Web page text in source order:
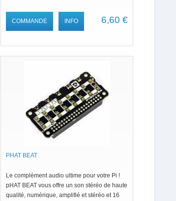
6,60 €
COMMANDE INFO
PHAT BEAT
Le complément audio ultime pour votre Pi !
pHAT BEAT vous offre un son stéréo de haute
qualité, numérique, amplifié et stéréo et 16